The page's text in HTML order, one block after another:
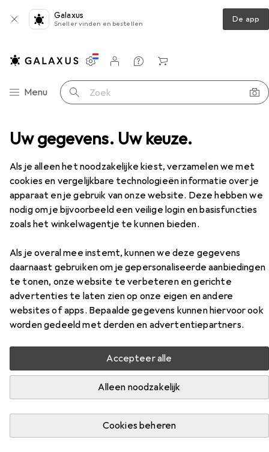
Uw gegevens. Uw keuze.
Als je alleen het noodzakelijke kiest, verzamelen we met
cookies en vergelijkbare technologieën informatie over je
apparaat en je gebruik van onze website. Deze hebben we
nodig om je bijvoorbeeld een veilige login en basisfuncties
zoals het winkelwagentje te kunnen bieden.
Als je overal mee instemt, kunnen we deze gegevens
daarnaast gebruiken om je gepersonaliseerde aanbiedingen
te tonen, onze website te verbeteren en gerichte
advertenties te laten zien op onze eigen en andere
websites of apps. Bepaalde gegevens kunnen hiervoor ook
worden gedeeld met derden en advertentiepartners.
Accepteer alle
Alleen noodzakelijk
Cookies beheren
Galaxus
Sneller vinden en bestellen De app
Categorie navigatie
Menu Zoek op
Instellingen
Klantenaccount
Produktvergelijking
Verlanglijstje
Winkelmandje
Netwerkkabel Value RJ-45 modulaire connector
EUR
4,90 per stuk voor 2 eenheden
Value RJ-45 modulaire connector
STP, CAT5e
Accessoires voor Value RJ-45
modulaire connector
Vind passende accessoires voor de Value RJ-45 modulaire
connector uit de categorieën Tang en Netwerk
Tang